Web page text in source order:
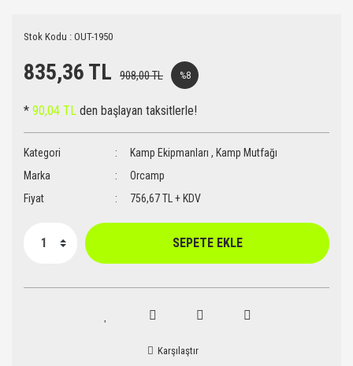
Stok Kodu : OUT-1950
835,36 TL 908,00 TL %8
* 90,04 TL den başlayan taksitlerle!
Kategori Kamp Ekipmanları , Kamp Mutfağı
Marka
Orcamp
Fiyat
756,67 TL + KDV
SEPETE EKLE
Karşılaştır